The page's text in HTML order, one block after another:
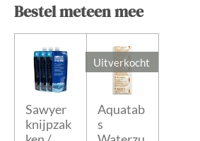
Bestel meteen mee
Sawyer
knijpzak
Uitverkocht
Aquatab
s